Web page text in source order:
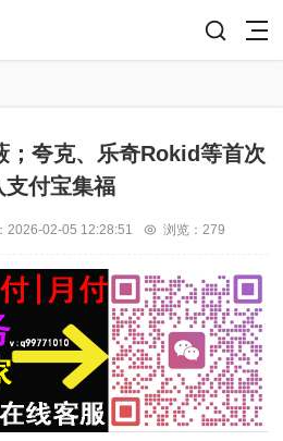
；夸克、乐奇Rokid等首次
支付宝集福
2026-02-05 12:28:51 浏览：279